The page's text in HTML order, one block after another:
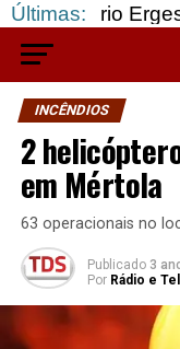
Últimas:
Erges
INCÊNDIOS
2
em Mértola
63 operacionais no
Publicado 3
Por Rádio e